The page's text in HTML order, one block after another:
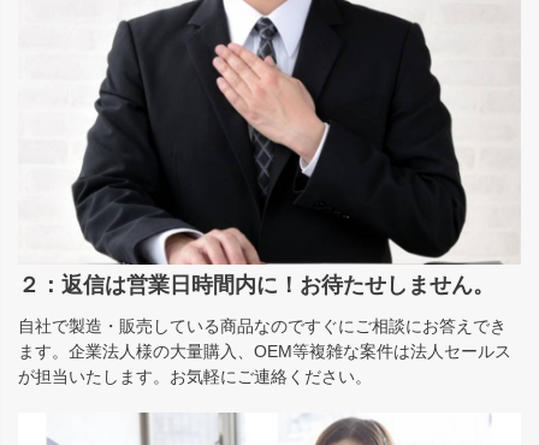
２：返信は営業日時間内に！お待たせしません。
自社で製造・販売している商品なのですぐにご相談にお答えでき
ます。企業法人様の大量購入、OEM等複雑な案件は法人セールス
が担当いたします。お気軽にご連絡ください。